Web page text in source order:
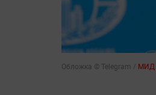
Обложка © Telegram / МИД